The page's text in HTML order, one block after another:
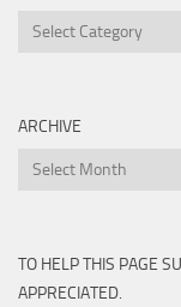
Categories
ARCHIVE
Archive
TO HELP THIS PAGE
APPRECIATED.